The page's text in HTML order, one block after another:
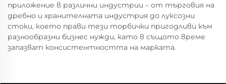
приложение в различни индустрии – от търговия на
дребно и хранителната индустрия до луксозни
стоки, което прави тези торбички пригодливи към
разнообразни бизнес нужди, като в същото време
запазват консистентността на марката.